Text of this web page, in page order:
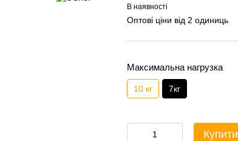
В наявності
Оптові ціни від 2 одиниць
Максимальна нагрузка
10 кг 7кг
Купити